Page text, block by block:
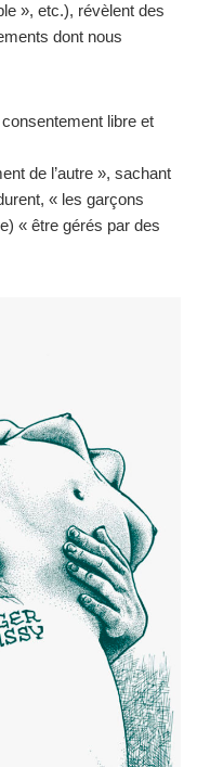
», etc.), révèlent des
dont nous
libre et
de l’autre », sachant
« les garçons
« être gérés par des